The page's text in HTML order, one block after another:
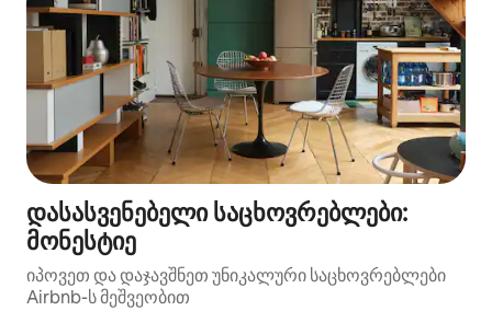
დასასვენებელი საცხოვრებლები:
მონესტიე
იპოვეთ და დაჯავშნეთ უნიკალური საცხოვრებლები
Airbnb-ს მეშვეობით